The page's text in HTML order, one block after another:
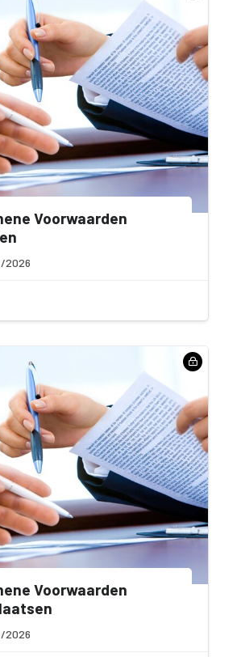
Voorwaarden
2026
Voorwaarden
2026